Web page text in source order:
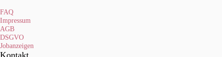
FAQ
Impressum
AGB
DSGVO
Jobanzeigen
Kontakt